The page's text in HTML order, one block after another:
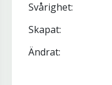
Svårighet:
Skapat:
Ändrat: